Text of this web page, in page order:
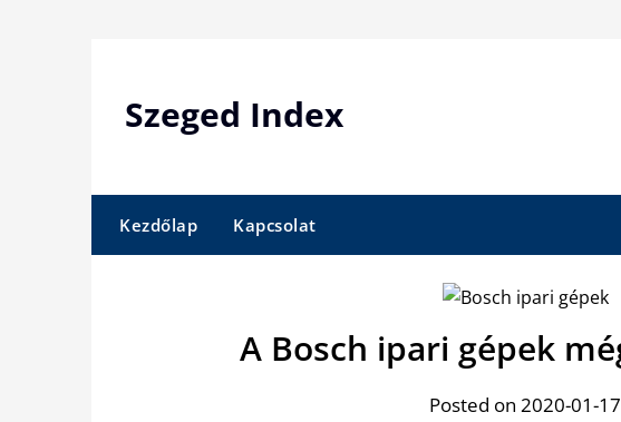
Szeged Index
Kezdőlap Kapcsolat
A Bosch ipari gépek
Posted on 2020-01-17